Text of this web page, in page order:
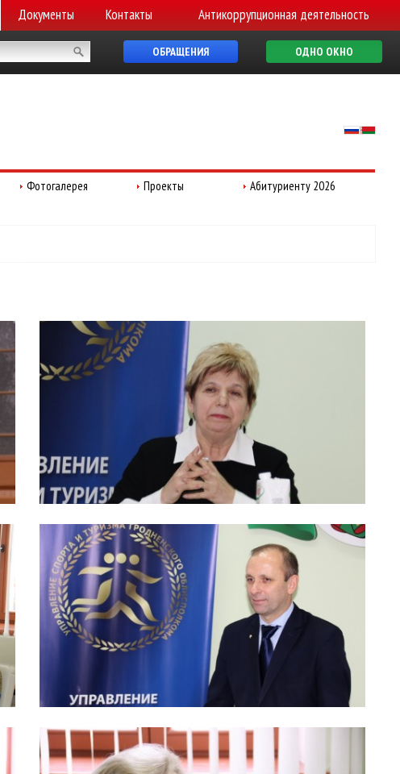
Документы Контакты Антикоррупционная деятельность
ОБРАЩЕНИЯ ОДНО ОКНО
Фотогалерея Проекты Абитуриенту 2026